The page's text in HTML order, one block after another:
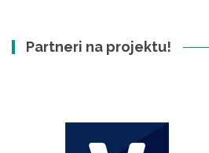
Partneri na projektu!